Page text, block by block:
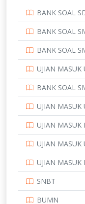
PTDI STTD
SMA
SMK
SMP
STIP
BANK SOAL
BANK SOAL
BANK SOAL
UJIAN MASUK
BANK SOAL
UJIAN MASUK
UJIAN MASUK
UJIAN MASUK
UJIAN MASUK
SNBT
BUMN